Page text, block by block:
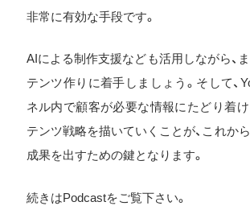
非常に有効な手段です。
AIによる制作支援なども活用しながら、
テンツ作りに着手しましょう。そして、
ネル内で顧客が必要な情報にたどり着
テンツ戦略を描いていくことが、これか
成果を出すための鍵となります。
続きはPodcastをご覧下さい。